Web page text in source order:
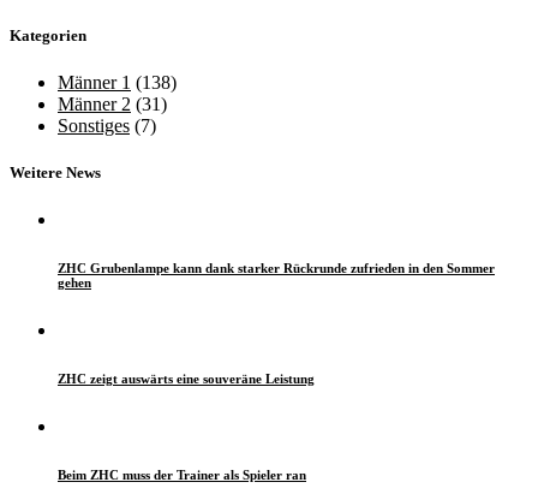
Kategorien
Männer 1 (138)
Männer 2 (31)
Sonstiges (7)
Weitere News
ZHC Grubenlampe kann dank starker Rückrunde zufrieden in den Sommer
gehen
ZHC zeigt auswärts eine souveräne Leistung
Beim ZHC muss der Trainer als Spieler ran